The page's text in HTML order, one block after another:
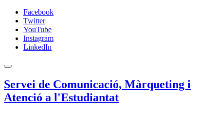
Facebook
Twitter
YouTube
Instagram
LinkedIn
Servei de Comunicació, Màrqueting i
Atenció a l'Estudiantat